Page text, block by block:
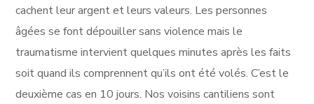
cachent leur argent et leurs valeurs. Les personnes
âgées se font dépouiller sans violence mais le
traumatisme intervient quelques minutes après les faits
soit quand ils comprennent qu’ils ont été volés. C’est le
deuxième cas en 10 jours. Nos voisins cantiliens sont